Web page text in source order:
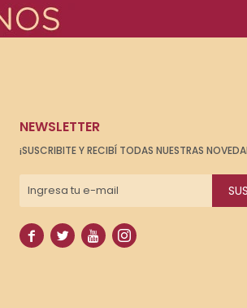
NEWSLETTER
¡SUSCRIBITE Y RECIBÍ TODAS NUESTRAS
   